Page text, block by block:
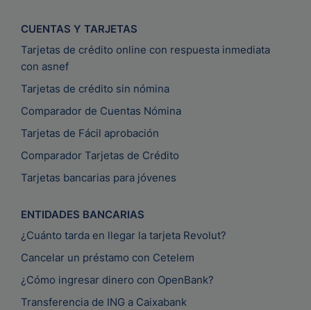
CUENTAS Y TARJETAS
Tarjetas de crédito online con respuesta inmediata
con asnef
Tarjetas de crédito sin nómina
Comparador de Cuentas Nómina
Tarjetas de Fácil aprobación
Comparador Tarjetas de Crédito
Tarjetas bancarias para jóvenes
ENTIDADES BANCARIAS
¿Cuánto tarda en llegar la tarjeta Revolut?
Cancelar un préstamo con Cetelem
¿Cómo ingresar dinero con OpenBank?
Transferencia de ING a Caixabank